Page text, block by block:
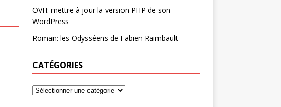
OVH: mettre à jour la version PHP de son
WordPress
Roman: les Odysséens de Fabien Raimbault
CATÉGORIES